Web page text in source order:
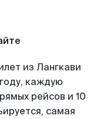
из Лангкави
каждую
рейсов и 10
самая